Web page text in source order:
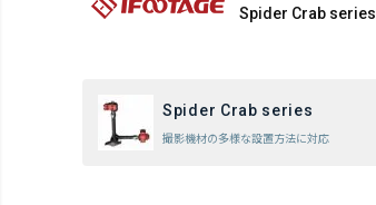
Spider Crab series
Spider Crab series
撮影機材の多様な設置方法に対応